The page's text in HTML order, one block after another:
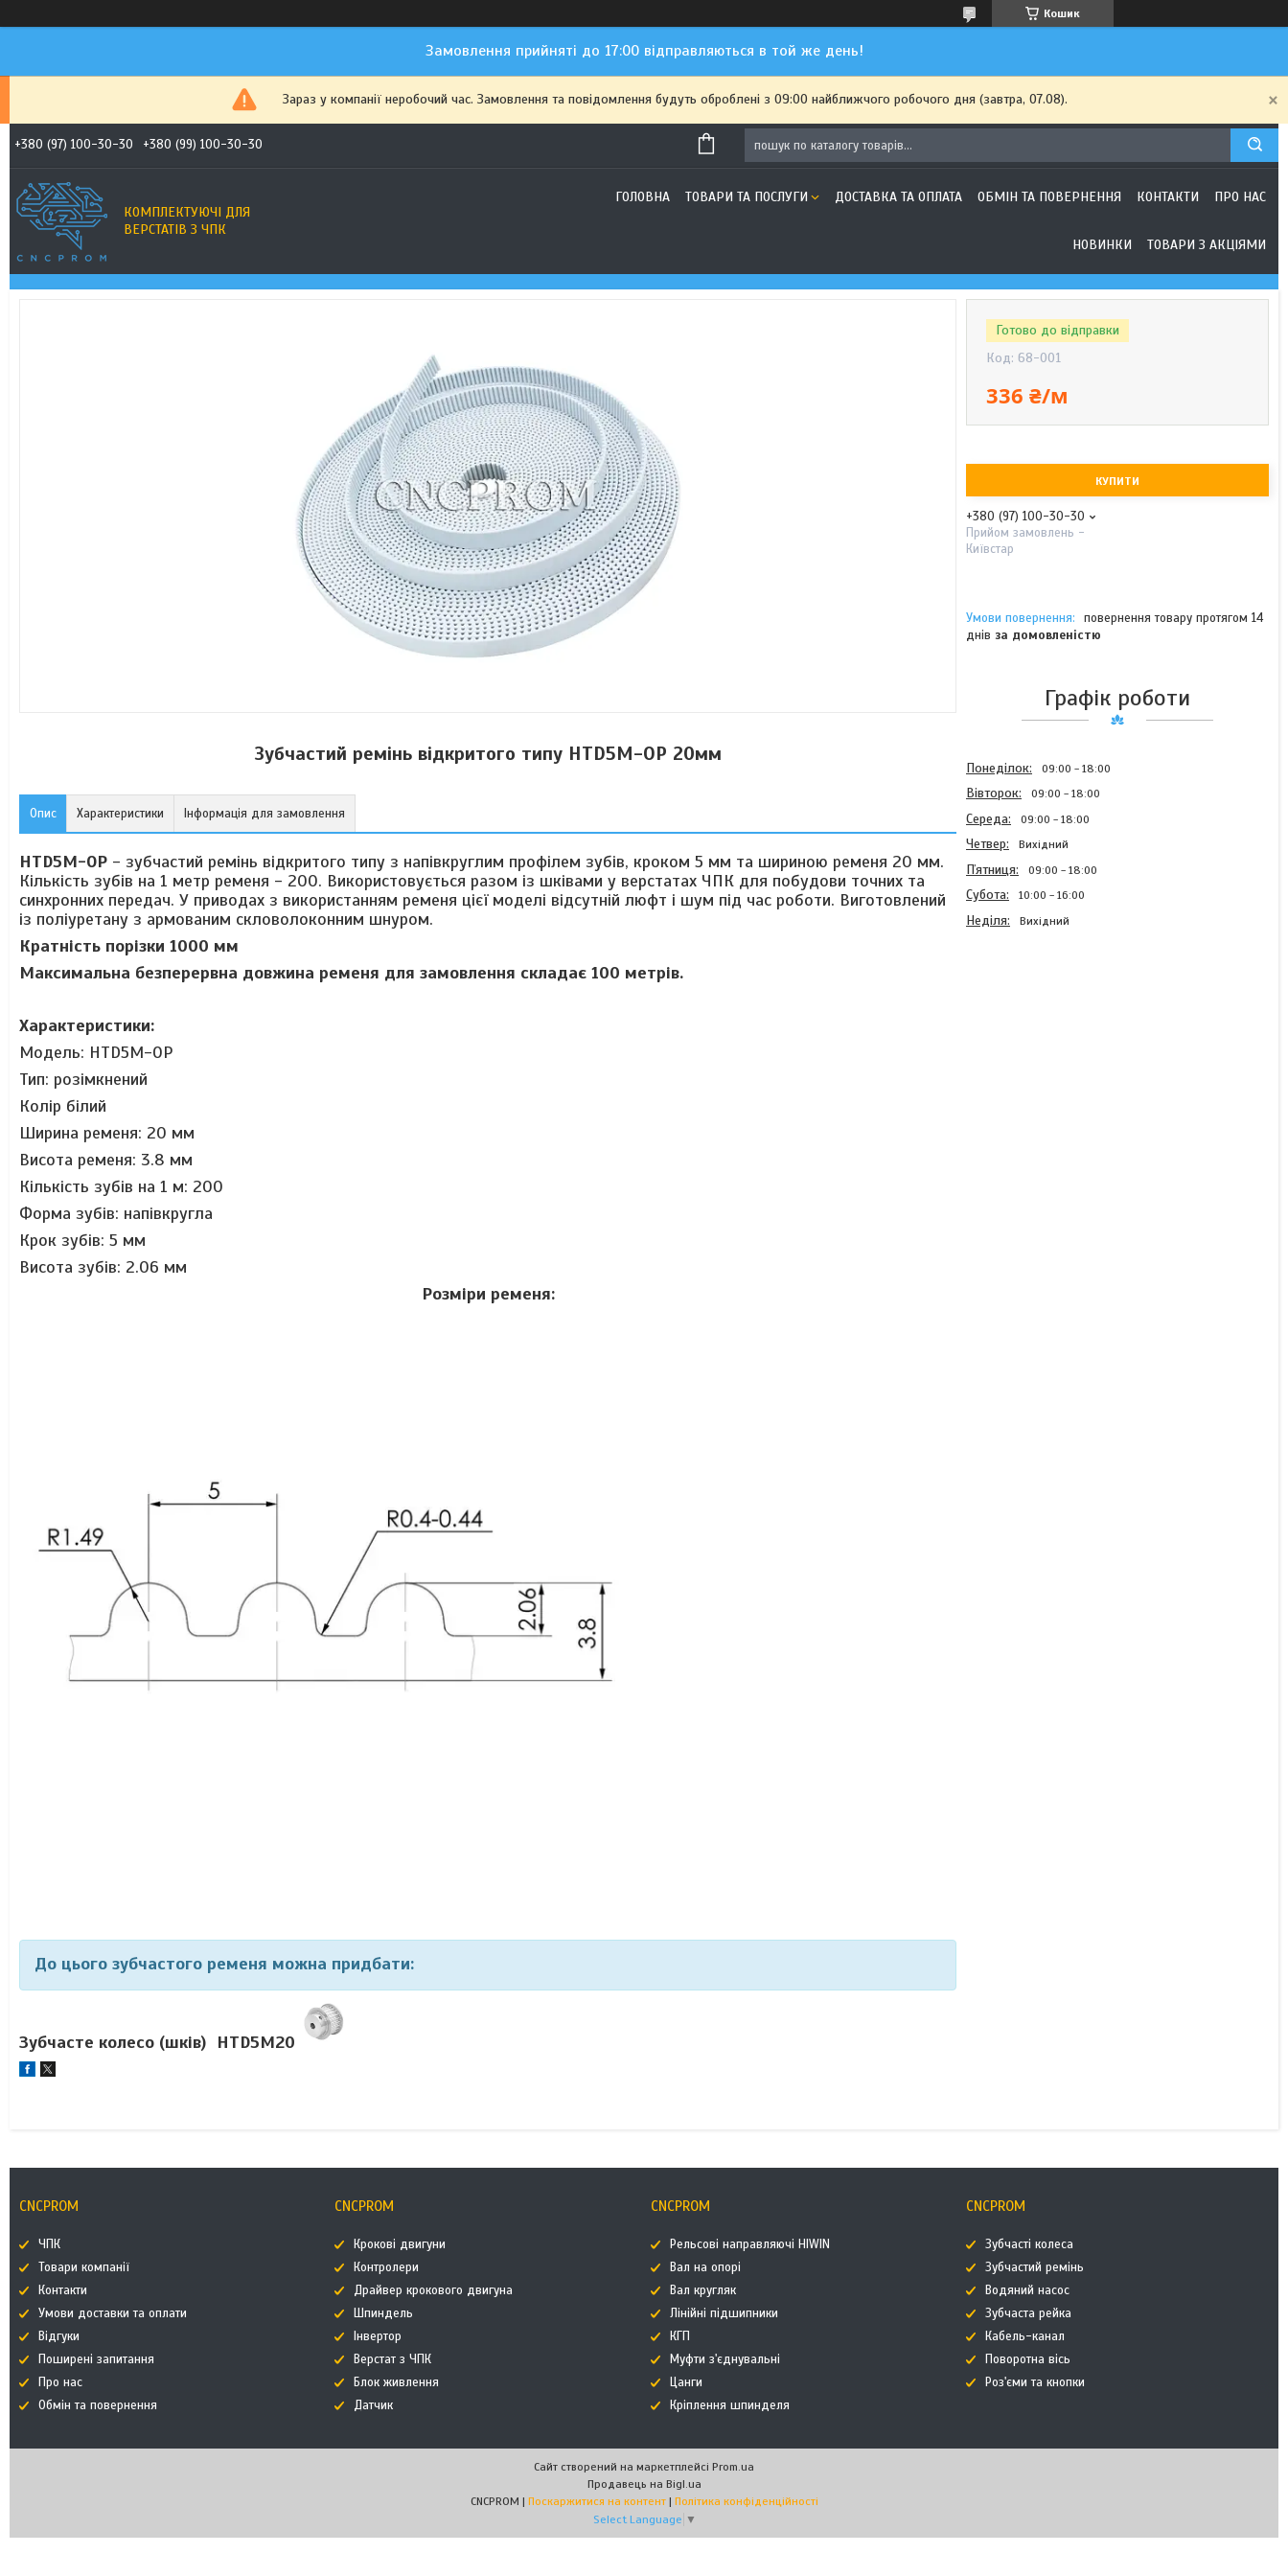
Кошик
Замовлення прийняті до 17:00 відправляються в той же день!
Зараз у компанії неробочий час. Замовлення та повідомлення будуть оброблені з 09:00 найближчого робочого дня (завтра, 07.08).
+380 (97) 100-30-30 +380 (99) 100-30-30
КОМПЛЕКТУЮЧІ ДЛЯ
ВЕРСТАТІВ З ЧПК
ГОЛОВНА ТОВАРИ ТА ПОСЛУГИ ДОСТАВКА ТА ОПЛАТА ОБМІН ТА ПОВЕРНЕННЯ КОНТАКТИ ПРО НАС
НОВИНКИ ТОВАРИ З АКЦІЯМИ
Зубчастий ремінь відкритого типу HTD5M-OP 20мм
Опис Характеристики Інформація для замовлення
HTD5M-OP - зубчастий ремінь відкритого типу з напівкруглим профілем зубів, кроком 5 мм та шириною ременя 20 мм.
Кількість зубів на 1 метр ременя - 200. Використовується разом із шківами у верстатах ЧПК для побудови точних та
синхронних передач. У приводах з використанням ременя цієї моделі відсутній люфт і шум під час роботи. Виготовлений
із поліуретану з армованим скловолоконним шнуром.
Кратність порізки 1000 мм
Максимальна безперервна довжина ременя для замовлення складає 100 метрів.
Характеристики:
Модель: HTD5M-OP
Тип: розімкнений
Колір білий
Ширина ременя: 20 мм
Висота ременя: 3.8 мм
Кількість зубів на 1 м: 200
Форма зубів: напівкругла
Крок зубів: 5 мм
Висота зубів: 2.06 мм
Розміри ременя:
До цього зубчастого ременя можна придбати:
Зубчасте колесо (шків) HTD5M20
Готово до відправки
Код: 68-001
336 ₴/м
КУПИТИ
+380 (97) 100-30-30
Прийом замовлень -
Київстар
повернення товару протягом 14
днів за домовленістю
Графік роботи
Понеділок 09:00 18:00
Вівторок 09:00 18:00
Середа 09:00 18:00
Четвер Вихідний
Пʼятниця 09:00 18:00
Субота 10:00 16:00
Неділя Вихідний
CNCPROM
ЧПК
Товари компанії
Контакти
Умови доставки та оплати
Відгуки
Поширені запитання
Про нас
Обмін та повернення
CNCPROM
Крокові двигуни
Контролери
Драйвер крокового двигуна
Шпиндель
Інвертор
Верстат з ЧПК
Блок живлення
Датчик
CNCPROM
Рельсові направляючі HIWIN
Вал на опорі
Вал кругляк
Лінійні підшипники
КГП
Муфти з'єднувальні
Цанги
Кріплення шпинделя
CNCPROM
Зубчасті колеса
Зубчастий ремінь
Водяний насос
Зубчаста рейка
Кабель-канал
Поворотна вісь
Роз'єми та кнопки
Сайт створений на маркетплейсі Prom.ua
Продавець на Bigl.ua
CNCPROM | Поскаржитися на контент | Політика конфіденційності
Select Language ▼